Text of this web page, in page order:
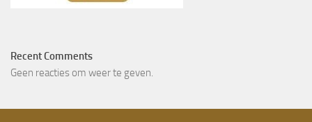
Recent Comments
Geen reacties om weer te geven.